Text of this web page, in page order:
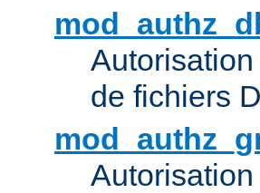
de fichiers